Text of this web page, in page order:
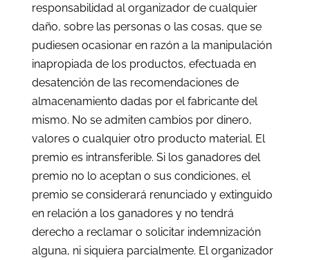
responsabilidad al organizador de cualquier
daño, sobre las personas o las cosas, que se
pudiesen ocasionar en razón a la manipulación
inapropiada de los productos, efectuada en
desatención de las recomendaciones de
almacenamiento dadas por el fabricante del
mismo. No se admiten cambios por dinero,
valores o cualquier otro producto material. El
premio es intransferible. Si los ganadores del
premio no lo aceptan o sus condiciones, el
premio se considerará renunciado y extinguido
en relación a los ganadores y no tendrá
derecho a reclamar o solicitar indemnización
alguna, ni siquiera parcialmente. El organizador